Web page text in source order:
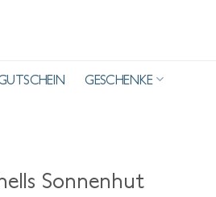
GESCHENKE
Sonnenhut